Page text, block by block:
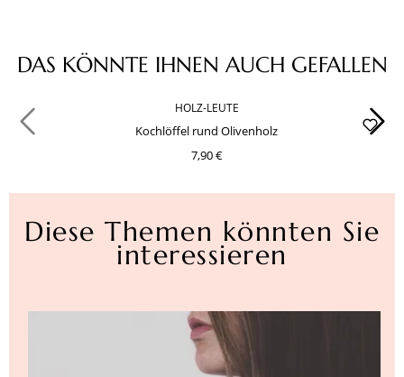
Produktgalerie überspringen
DAS KÖNNTE IHNEN AUCH GEFALLEN
HOLZ-LEUTE
Kochlöffel rund Olivenholz
7,90 €
Diese Themen könnten Sie
interessieren